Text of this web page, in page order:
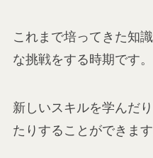
これまで培ってきた知
な挑戦をする時期です。
新しいスキルを学んだ
たりすることができます